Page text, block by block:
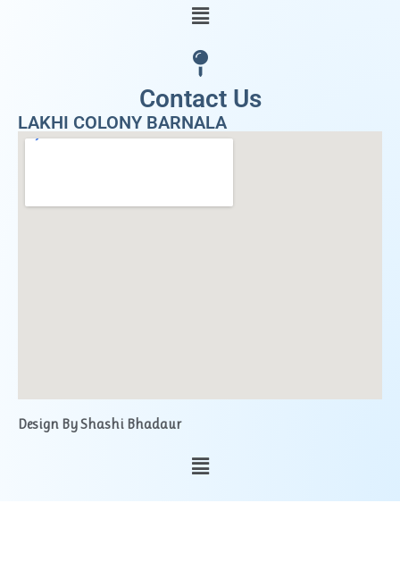
Contact Us
LAKHI COLONY BARNALA
Design By Shashi Bhadaur